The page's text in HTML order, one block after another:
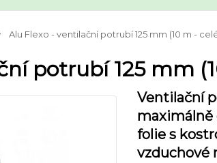
Alu Flexo - ventilační potrubí 125 mm (10 m -
potrubí 125 mm
Ventilační
maximálně
folie s
vzduchové